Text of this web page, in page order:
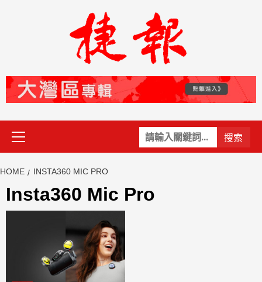
關
鍵
Primary
Menu
HOME INSTA360 MIC PRO
Insta360 Mic Pro